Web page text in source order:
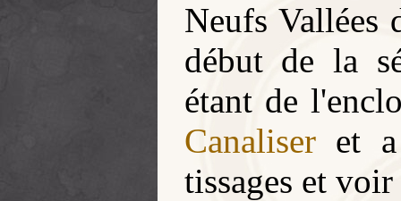
Neufs Vallées
début de la
étant de
Canaliseret
tissages et